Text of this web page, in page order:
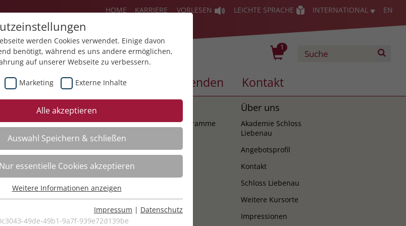
HOME KARRIERE VORLESEN LEICHTE SPRACHE INTERNATIONAL EN
Aktuelles Akademie Spenden Kontakt
1
Beratung
Supervision
Coaching
Mediation
Organisationsentwicklung
Bildungsberatung
Moderation
Bildungsprogramme
Über uns
Akademie Schloss
Liebenau
Angebotsprofil
Kontakt
Schloss Liebenau
Weitere Kursorte
Impressionen
werden Cookies verwendet. Einige davon
benötigt, während es uns andere ermöglichen,
auf unserer Webseite zu verbessern.
Marketing Externe Inhalte
Alle akzeptieren
Auswahl Speichern & schließen
Nur essentielle Cookies akzeptieren
werden für grundlegende Funktionen der
Dadurch ist gewährleistet, dass die Webseite
Weitere Informationen anzeigen
Impressum | Datenschutz
49de-49b1-9a7f-939e72d139be